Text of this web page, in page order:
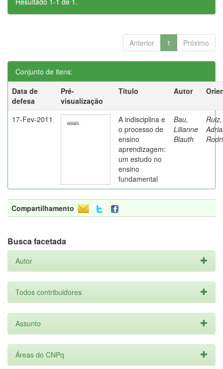
Anterior 1 Próximo
Conjunto de itens:
Data de
defesa
Pré-
visualização
Título Autor
17-Fev-2011
A indisciplina e
o processo de
ensino
aprendizagem:
um estudo no
ensino
fundamental
Bau,
Lilianne
Blauth
Ruiz,
Compartilhamento
Busca facetada
Autor
Todos contribuidores
Assunto
Áreas do CNPq